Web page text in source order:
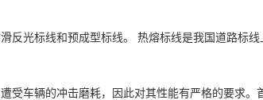
反光标线和预成型标线。 热熔标线是我国道路标
受车辆的冲击磨耗，因此对其性能有严格的要求。